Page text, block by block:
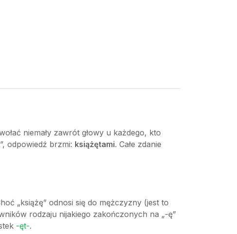
niemały zawrót głowy u każdego, kto
odpowiedź brzmi: książętami. Całe zdanie
„książę” odnosi się do mężczyzny (jest to
rodzaju nijakiego zakończonych na „-ę”
-ęt-.